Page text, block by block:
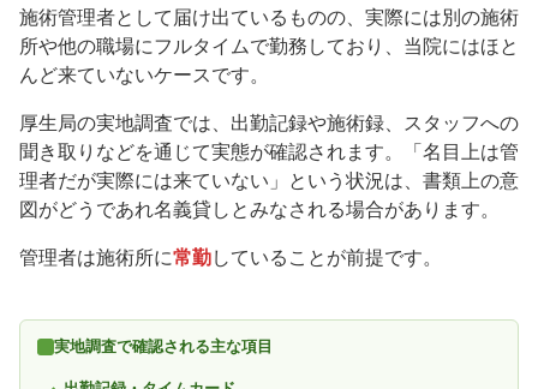
施術管理者として届け出ているものの、実際には別の施術
所や他の職場にフルタイムで勤務しており、当院にはほと
んど来ていないケースです。
厚生局の実地調査では、出勤記録や施術録、スタッフへの
聞き取りなどを通じて実態が確認されます。「名目上は管
理者だが実際には来ていない」という状況は、書類上の意
図がどうであれ名義貸しとみなされる場合があります。
管理者は施術所に常勤していることが前提です。
実地調査で確認される主な項目